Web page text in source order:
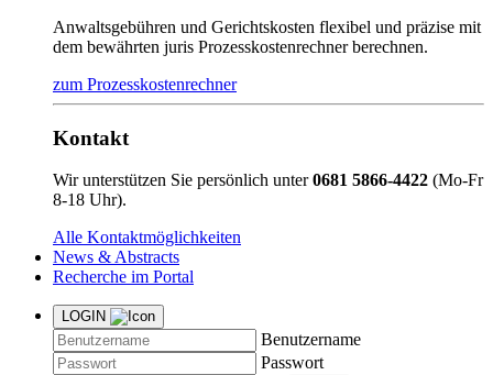
Anwaltsgebühren und Gerichtskosten flexibel und präzise mit
dem bewährten juris Prozesskostenrechner berechnen.
zum Prozesskostenrechner
Kontakt
Wir unterstützen Sie persönlich unter0681 5866-4422 (Mo-Fr
8-18 Uhr).
Alle Kontaktmöglichkeiten
News & Abstracts
Recherche im Portal
LOGIN
Benutzername
Passwort